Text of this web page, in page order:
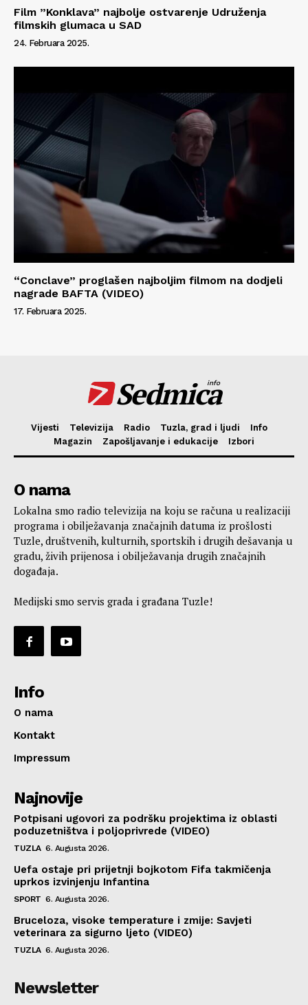
Film ”Konklava” najbolje ostvarenje Udruženja
filmskih glumaca u SAD
24. Februara 2025.
“Conclave” proglašen najboljim filmom na dodjeli
nagrade BAFTA (VIDEO)
17. Februara 2025.
Sedmica
info
Vijesti Televizija Radio Tuzla, grad i ljudi
Info
Magazin
Zapošljavanje i edukacije Izbori
O nama
Lokalna smo radio televizija na koju se računa u realizaciji
programa i obilježavanja značajnih datuma iz prošlosti
Tuzle, društvenih, kulturnih, sportskih i drugih dešavanja u
gradu, živih prijenosa i obilježavanja drugih značajnih
događaja.
Medijski smo servis grada i građana Tuzle!
Info
O nama
Kontakt
Impressum
Najnovije
Potpisani ugovori za podršku projektima iz oblasti
poduzetništva i poljoprivrede (VIDEO)
TUZLA 6. Augusta 2026.
Uefa ostaje pri prijetnji bojkotom Fifa takmičenja
uprkos izvinjenju Infantina
SPORT 6. Augusta 2026.
Bruceloza, visoke temperature i zmije: Savjeti
veterinara za sigurno ljeto (VIDEO)
TUZLA 6. Augusta 2026.
Newsletter